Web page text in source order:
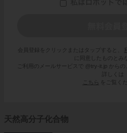
会員登録をクリックまたはタップすると、
に同意したものとみ
ご利用のメールサービスで @try-it.jp から
詳しくは
こちら
をご覧く
天然高分子化合物